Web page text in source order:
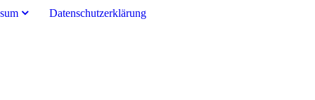
Datenschutzerklärung